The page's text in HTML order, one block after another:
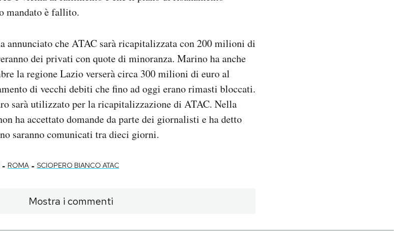
mandato è fallito.
annunciato che ATAC sarà ricapitalizzata con 200 milioni di
dei privati con quote di minoranza. Marino ha anche
la regione Lazio verserà circa 300 milioni di euro al
di vecchi debiti che fino ad oggi erano rimasti bloccati.
sarà utilizzato per la ricapitalizzazione di ATAC. Nella
ha accettato domande da parte dei giornalisti e ha detto
saranno comunicati tra dieci giorni.
- ROMA - SCIOPERO BIANCO ATAC
Mostra i commenti